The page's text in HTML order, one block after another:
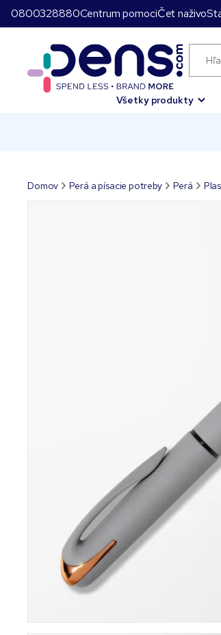
0800328880Centrum pomociČet naživo
Všetky produkty
Domov Perá a písacie potreby Perá